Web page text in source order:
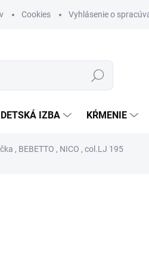
Cookies Vyhlásenie o
Hľadať
DETSKÁ IZBA KŔMENIE
, BEBETTO , NICO , col.LJ 195